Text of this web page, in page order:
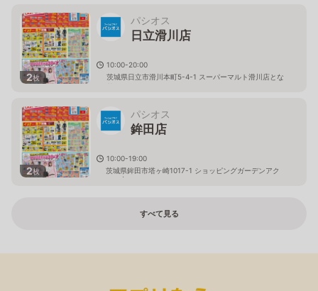
2枚
パシオス
日立滑川店
10:00-20:00
茨城県日立市滑川本町5-4-1 スーパーマルト滑川店とな
2枚
パシオス
鉾田店
10:00-19:00
茨城県鉾田市塔ヶ崎1017-1 ショッピングガーデンアク
ロス内
すべて見る